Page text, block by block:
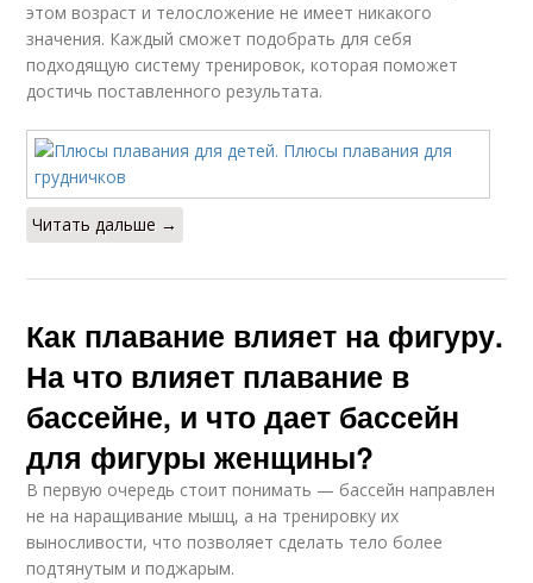
этом возраст и телосложение не имеет никакого
значения. Каждый сможет подобрать для себя
подходящую систему тренировок, которая поможет
достичь поставленного результата.
Читать дальше →
Как плавание влияет на фигуру.
На что влияет плавание в
бассейне, и что дает бассейн
для фигуры женщины?
В первую очередь стоит понимать — бассейн направлен
не на наращивание мышц, а на тренировку их
выносливости, что позволяет сделать тело более
подтянутым и поджарым.